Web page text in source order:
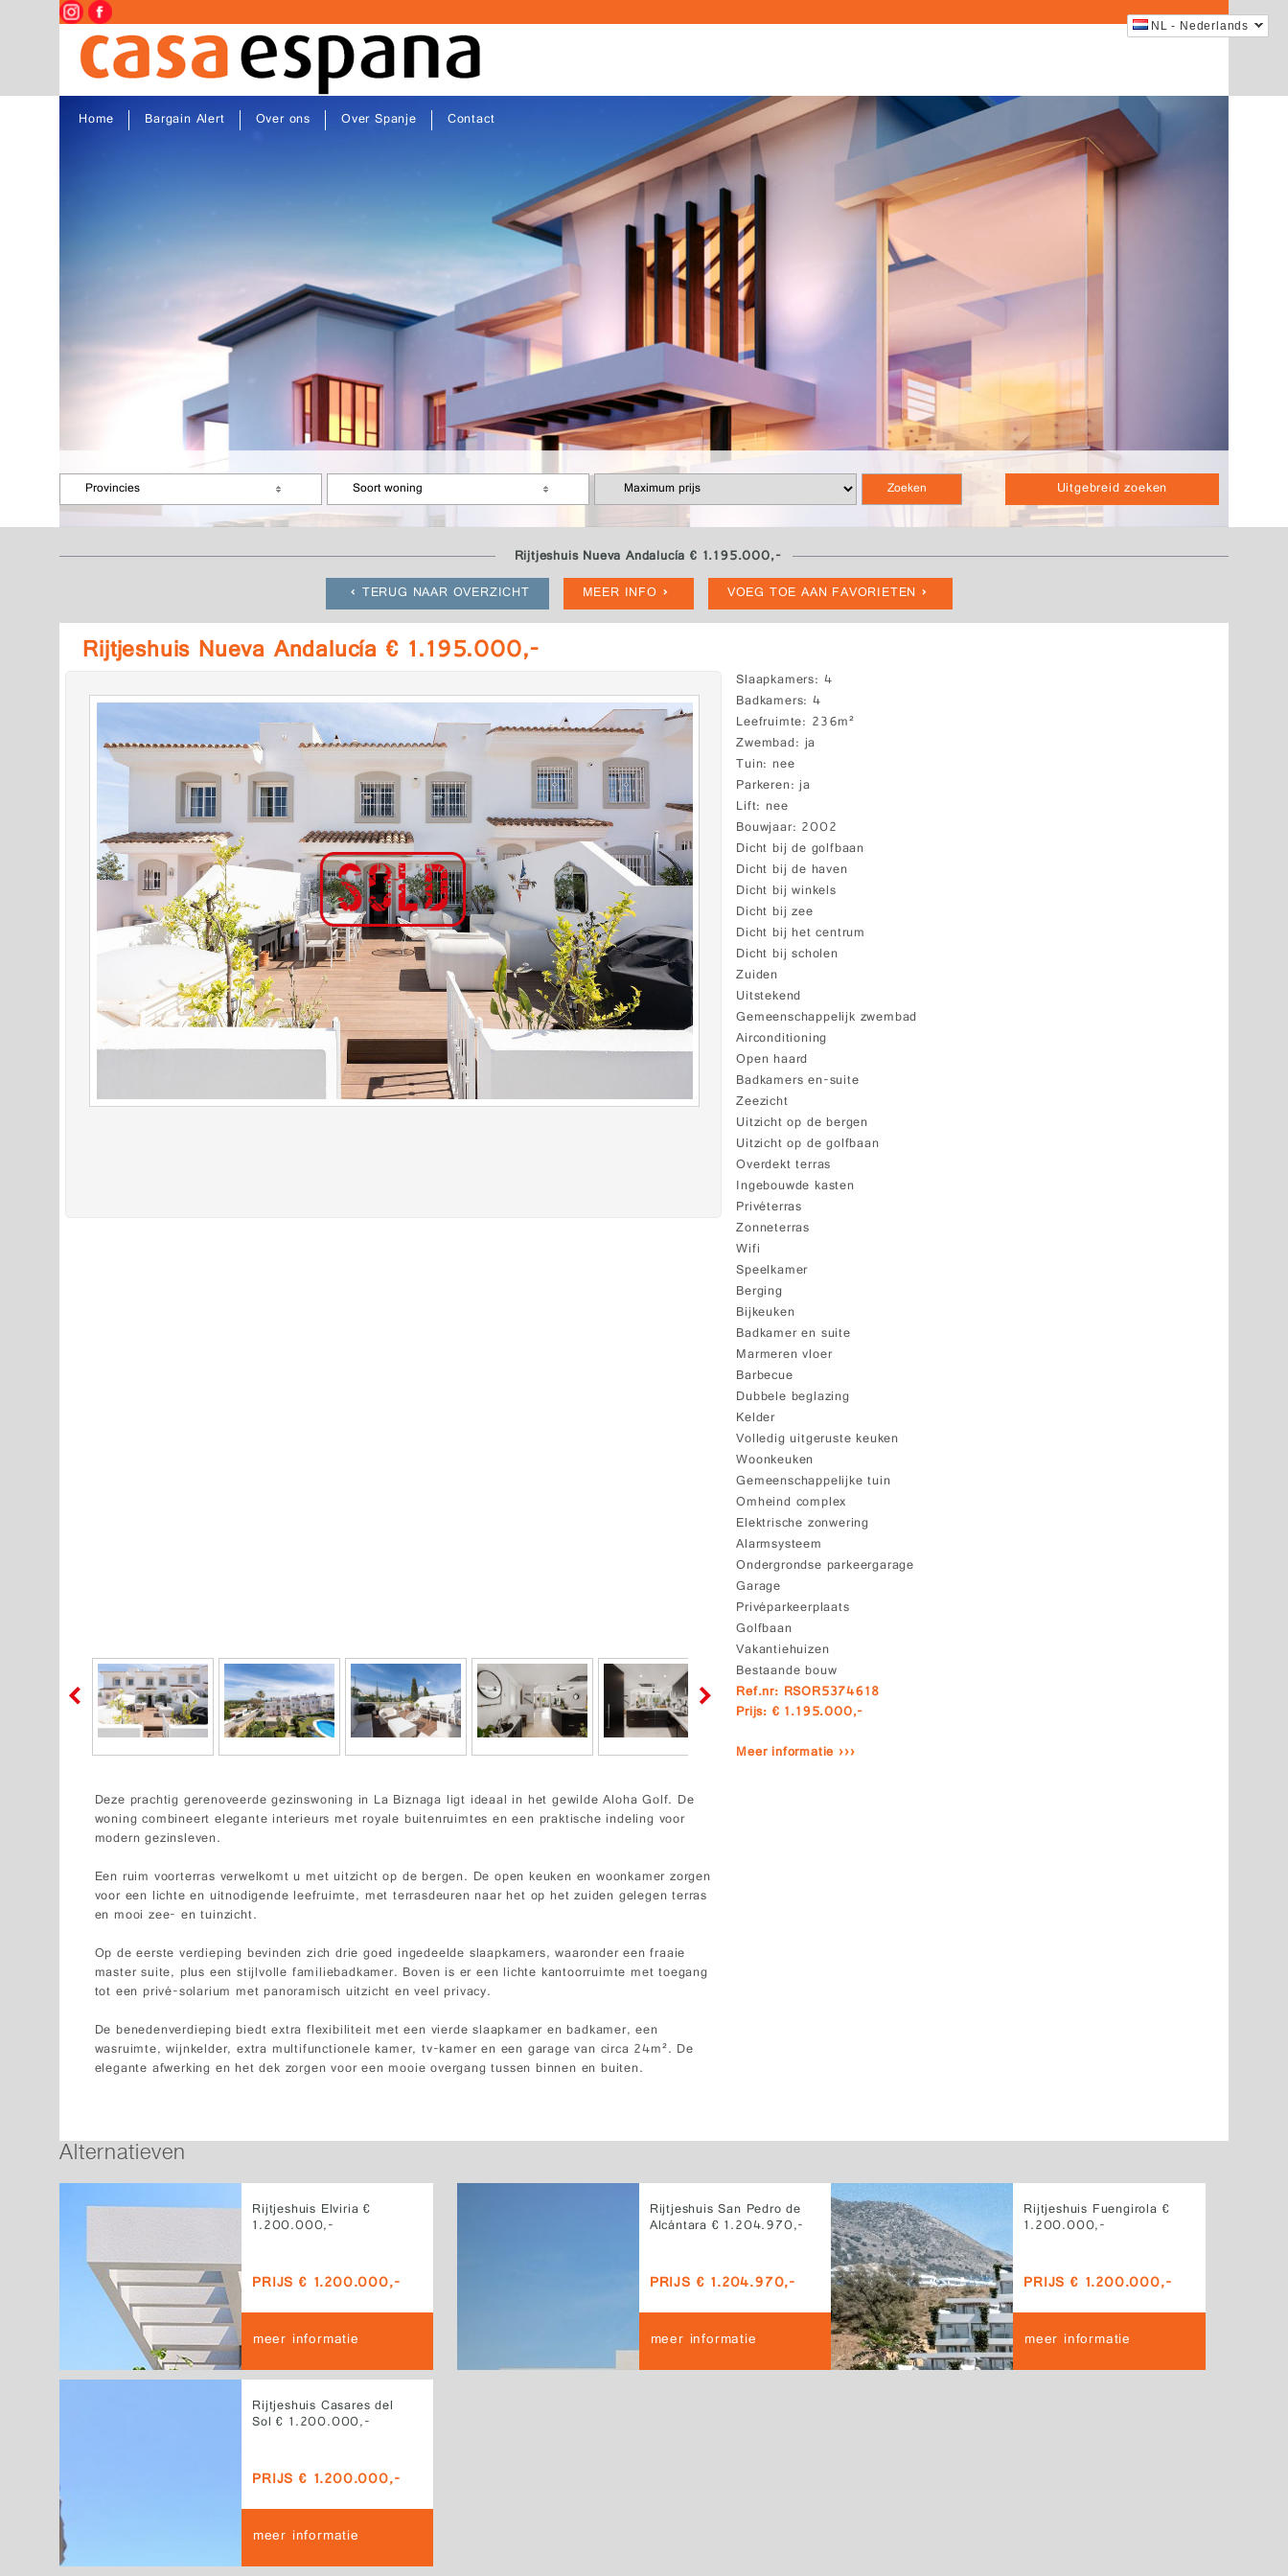
NL - Nederlands
Home Bargain Alert Over ons Over Spanje Contact
Uitgebreid zoeken
Provincies Soort woning
Rijtjeshuis Nueva Andalucía € 1.195.000,-
TERUG NAAR OVERZICHT
MEER INFO VOEG TOE AAN FAVORIETEN
Rijtjeshuis Nueva Andalucía € 1.195.000,-
Slaapkamers 4
Badkamers 4
Leefruimte 236m²
Zwembad ja
Tuin nee
Parkeren ja
Lift nee
Bouwjaar 2002
Dicht bij de golfbaan
Dicht bij de haven
Dicht bij winkels
Dicht bij zee
Dicht bij het centrum
Dicht bij scholen
Zuiden
Uitstekend
Gemeenschappelijk zwembad
Airconditioning
Open haard
Badkamers en-suite
Zeezicht
Uitzicht op de bergen
Uitzicht op de golfbaan
Overdekt terras
Ingebouwde kasten
Privéterras
Zonneterras
Wifi
Speelkamer
Berging
Bijkeuken
Badkamer en suite
Marmeren vloer
Barbecue
Dubbele beglazing
Kelder
Volledig uitgeruste keuken
Woonkeuken
Gemeenschappelijke tuin
Omheind complex
Elektrische zonwering
Alarmsysteem
Ondergrondse parkeergarage
Garage
Privéparkeerplaats
Golfbaan
Vakantiehuizen
Bestaande bouw
Ref.nr: RSOR5374618
Prijs: € 1.195.000,-
Meer informatie ›››
Deze prachtig gerenoveerde gezinswoning in La Biznaga ligt ideaal in het gewilde Aloha Golf. De
woning combineert elegante interieurs met royale buitenruimtes en een praktische indeling voor
modern gezinsleven.
Een ruim voorterras verwelkomt u met uitzicht op de bergen. De open keuken en woonkamer zorgen
voor een lichte en uitnodigende leefruimte, met terrasdeuren naar het op het zuiden gelegen terras
en mooi zee- en tuinzicht.
Op de eerste verdieping bevinden zich drie goed ingedeelde slaapkamers, waaronder een fraaie
master suite, plus een stijlvolle familiebadkamer. Boven is er een lichte kantoorruimte met toegang
tot een privé-solarium met panoramisch uitzicht en veel privacy.
De benedenverdieping biedt extra flexibiliteit met een vierde slaapkamer en badkamer, een
wasruimte, wijnkelder, extra multifunctionele kamer, tv-kamer en een garage van circa 24m². De
elegante afwerking en het dek zorgen voor een mooie overgang tussen binnen en buiten.
Alternatieven
Rijtjeshuis Elviria €
1.200.000,-
PRIJS € 1.200.000,-
meer informatie
Rijtjeshuis San Pedro de
Alcántara € 1.204.970,-
PRIJS € 1.204.970,-
meer informatie
Rijtjeshuis Fuengirola €
1.200.000,-
PRIJS € 1.200.000,-
meer informatie
Rijtjeshuis Casares del
Sol € 1.200.000,-
PRIJS € 1.200.000,-
meer informatie